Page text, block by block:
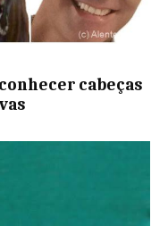
cabeças